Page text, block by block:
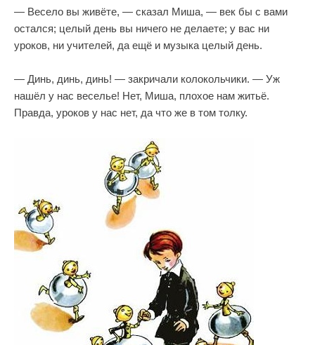
— Весело вы живёте, — сказал Миша, — век бы с вами
остался; целый день вы ничего не делаете; у вас ни
уроков, ни учителей, да ещё и музыка целый день.
— Динь, динь, динь! — закричали колокольчики. — Уж
нашёл у нас веселье! Нет, Миша, плохое нам житьё.
Правда, уроков у нас нет, да что же в том толку.